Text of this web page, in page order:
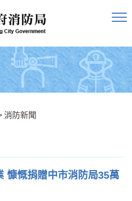
消防新聞
慷慨捐贈中市消防局35萬